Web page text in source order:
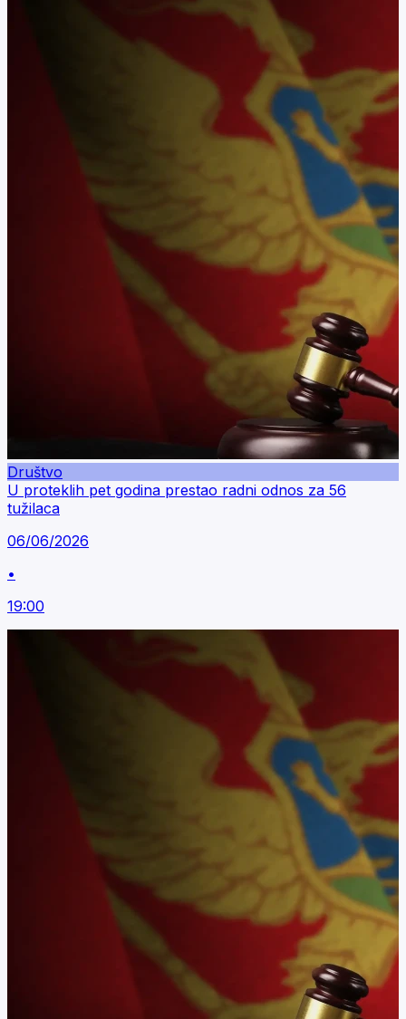
Društvo
U proteklih pet godina prestao radni odnos za 56
tužilaca
06/06/2026
•
19:00